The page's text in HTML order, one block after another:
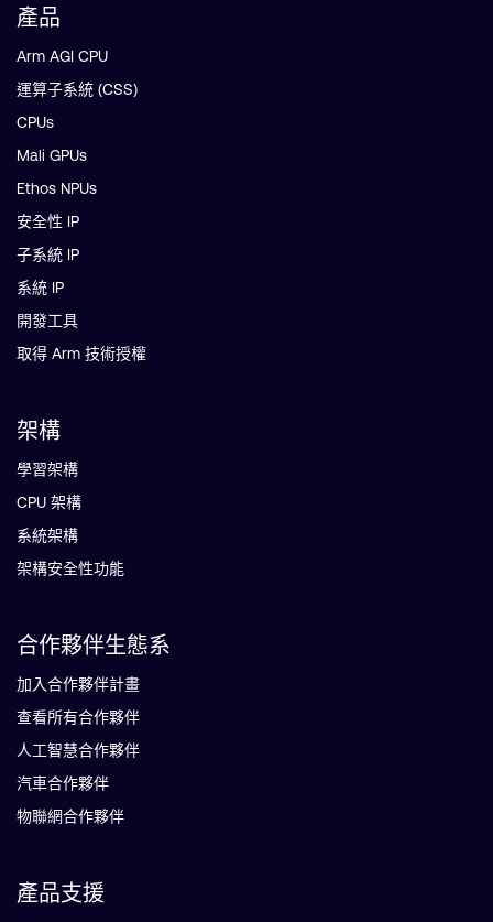
產品
Arm AGI CPU
運算子系統 (CSS)
CPUs
Mali GPUs
Ethos NPUs
安全性 IP
子系統 IP
系統 IP
開發工具
取得 Arm 技術授權
架構
學習架構
CPU 架構
系統架構
架構安全性功能
合作夥伴生態系
加入合作夥伴計畫
查看所有合作夥伴
人工智慧合作夥伴
汽車合作夥伴
物聯網合作夥伴
產品支援